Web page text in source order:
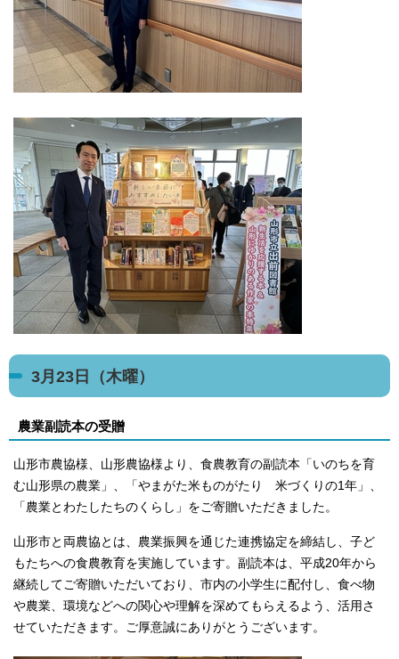
3月23日（木曜）
農業副読本の受贈
山形市農協様、山形農協様より、食農教育の副読本「いのちを育
む山形県の農業」、「やまがた米ものがたり 米づくりの1年」、
「農業とわたしたちのくらし」をご寄贈いただきました。
山形市と両農協とは、農業振興を通じた連携協定を締結し、子ど
もたちへの食農教育を実施しています。副読本は、平成20年から
継続してご寄贈いただいており、市内の小学生に配付し、食べ物
や農業、環境などへの関心や理解を深めてもらえるよう、活用さ
せていただきます。ご厚意誠にありがとうございます。